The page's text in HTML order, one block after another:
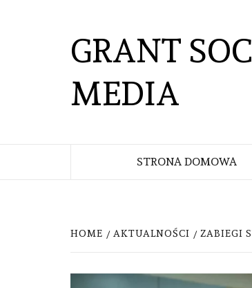
GRANT
MEDIA
STRONA DOMOWA
HOME AKTUALNOŚCI ZABIEGI